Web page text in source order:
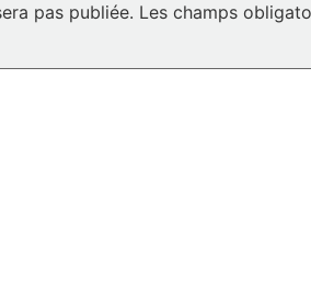
pas publiée. Les champs